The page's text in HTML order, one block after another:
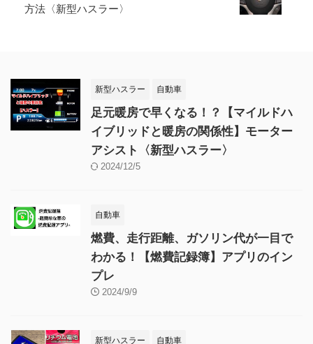
方法〈新型ハスラー〉
新型ハスラー 自動車
足元暖房で早くなる！？【マイルドハ
イブリッドと暖房の関係性】モーター
アシスト〈新型ハスラー〉
2024/12/5
自動車
燃費、走行距離、ガソリン代が一目で
わかる！【燃費記録簿】アプリのイン
プレ
2024/9/9
新型ハスラー 自動車